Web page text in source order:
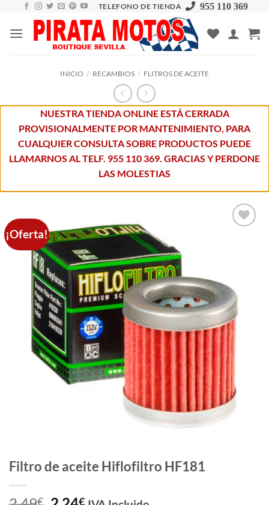
content
TELEFONO DE TIENDA 955 110 369
INICIO / RECAMBIOS / FLITROS DE ACEITE
NUESTRA TIENDA ONLINE ESTÁ CERRADA
PROVISIONALMENTE POR MANTENIMIENTO, PARA
CUALQUIER CONSULTA SOBRE PRODUCTOS PUEDE
LLAMARNOS AL TELF. 955 110 369. GRACIAS Y PERDONE
LAS MOLESTIAS
¡Oferta!
Filtro de aceite Hiflofiltro HF181
€ €